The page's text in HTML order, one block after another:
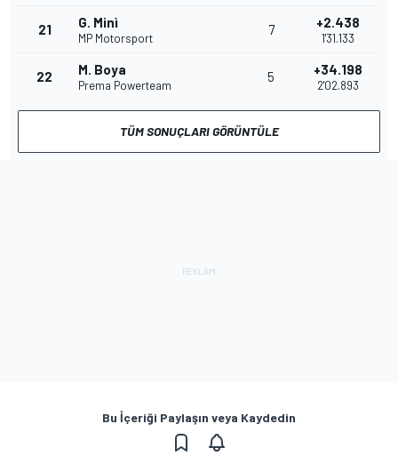
21 G. Minì
MP Motorsport
7 +2.438
1'31.133
22 M. Boya
Prema Powerteam
5 +34.198
2'02.893
TÜM SONUÇLARI GÖRÜNTÜLE
Bu İçeriği Paylaşın veya Kaydedin